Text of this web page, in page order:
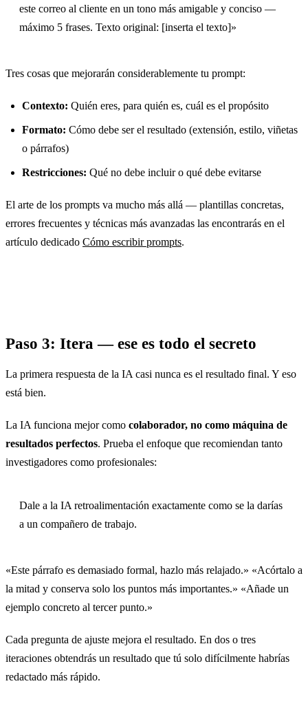
este correo al cliente en un tono más amigable y conciso —
máximo 5 frases. Texto original: [inserta el texto]»
Tres cosas que mejorarán considerablemente tu prompt:
Contexto: Quién eres, para quién es, cuál es el propósito
Formato: Cómo debe ser el resultado (extensión, estilo, viñetas
o párrafos)
Restricciones: Qué no debe incluir o qué debe evitarse
El arte de los prompts va mucho más allá — plantillas concretas,
errores frecuentes y técnicas más avanzadas las encontrarás en el
artículo dedicado Cómo escribir prompts.
Paso 3: Itera — ese es todo el secreto
La primera respuesta de la IA casi nunca es el resultado final. Y eso
está bien.
La IA funciona mejor como colaborador, no como máquina de
resultados perfectos. Prueba el enfoque que recomiendan tanto
investigadores como profesionales:
Dale a la IA retroalimentación exactamente como se la darías
a un compañero de trabajo.
«Este párrafo es demasiado formal, hazlo más relajado.» «Acórtalo a
la mitad y conserva solo los puntos más importantes.» «Añade un
ejemplo concreto al tercer punto.»
Cada pregunta de ajuste mejora el resultado. En dos o tres
iteraciones obtendrás un resultado que tú solo difícilmente habrías
redactado más rápido.